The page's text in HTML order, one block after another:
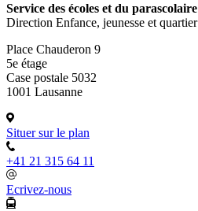
Service des écoles et du parascolaire
Direction Enfance, jeunesse et quartier
Place Chauderon 9
5e étage
Case postale 5032
1001 Lausanne
Situer sur le plan
+41 21 315 64 11
Ecrivez-nous